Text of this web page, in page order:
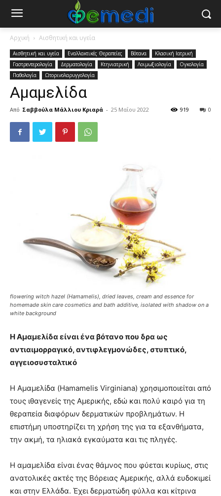
Αρχική Αισθητική και υγεία
Αισθητική και υγεία Εναλλακτικές Θεραπείες Βότανα
Κλασική Ιατρική
Γαστρεντερολογία
Δερματολογία Κτηνιατρική Λοιμωξιολογία
Ογκολογία
Παθολογία
Ωτορινολαρυγγολογία
Αμαμελίδα
Από Σαββούλα Μάλλιου Κριαρά - 25 Μαΐου 2022 0
919
flowering witch hazel (Hamamelis), dried leaves, cream and essence for
homemade skin care cosmetics and bath additive, isolated with shadow on a
white background
Η Aμαμελίδα είναι ένα βότανο που δρα ως
αντιαιμορραγικό, αντιφλεγμονώδες, στυπτικό,
αγγειοσυσταλτικό
Η Aμαμελίδα (Hamamelis Virginiana) χρησιμοποιείται από
τους ιθαγενείς της Αμερικής, εδώ και πολύ καιρό για τη
θεραπεία διαφόρων δερματικών προβλημάτων. Η
επιστήμη υποστηρίζει τη χρήση της για τα εξανθήματα,
την ακμή, τα ηλιακά εγκαύματα και τις πληγές.
Η αμαμελίδα είναι ένας θάμνος που φύεται κυρίως, στις
ανατολικές ακτές της Βόρειας Αμερικής, αλλά ευδοκιμεί
και στην Ελλάδα. Έχει δερματώδη φύλλα και κίτρινα